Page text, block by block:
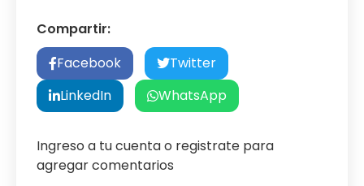
Compartir:
Facebook
Twitter
LinkedIn
WhatsApp
Ingreso a tu cuenta o registrate para
agregar comentarios